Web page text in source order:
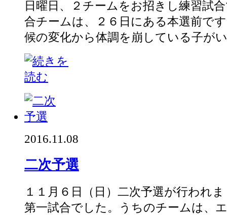
日曜日、２チームをお招きし練習試
合チームは、２６日にある本選前で
候の変化から体調を崩している子が
2016.11.08
二次予選
１１月６日（日）二次予選が行われ
第一試合でした。うちのチームは、